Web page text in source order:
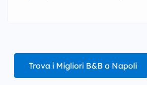
isole incantevoli di Capri,
Procida alla maestosità dei
palazzi storici, Napoli è una
Trova i Migliori B&B a Napoli